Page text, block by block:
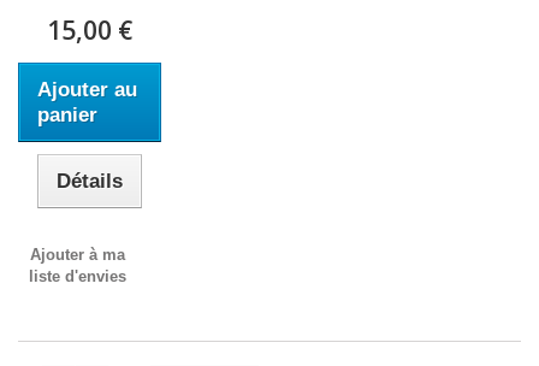
15,00 €
Ajouter au
panier
Détails
Ajouter à ma
liste d'envies